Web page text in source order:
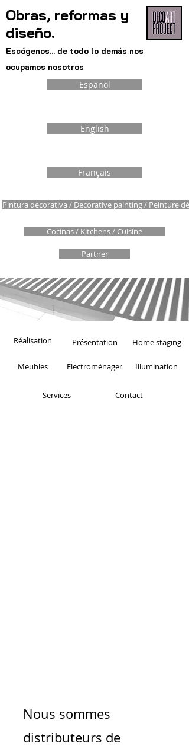
Obras, reformas y
diseño.
Escógenos... de todo lo demás nos
ocupamos nosotros
Español
English
Français
Pintura decorativa / Decorative painting / Peinture
Cocinas / Kitchens / Cuisine
Partner
Réalisation Présentation Home staging
Meubles Electroménager Illumination
Services Contact
Nous sommes
distributeurs de